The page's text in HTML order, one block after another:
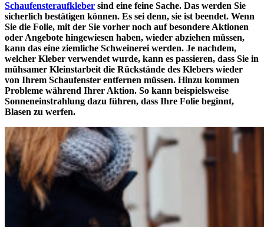
Schaufensteraufkleber sind eine feine Sache. Das werden Sie
sicherlich bestätigen können. Es sei denn, sie ist beendet. Wenn
Sie die Folie, mit der Sie vorher noch auf besondere Aktionen
oder Angebote hingewiesen haben, wieder abziehen müssen,
kann das eine ziemliche Schweinerei werden. Je nachdem,
welcher Kleber verwendet wurde, kann es passieren, dass Sie in
mühsamer Kleinstarbeit die Rückstände des Klebers wieder
von Ihrem Schaufenster entfernen müssen. Hinzu kommen
Probleme während Ihrer Aktion. So kann beispielsweise
Sonneneinstrahlung dazu führen, dass Ihre Folie beginnt,
Blasen zu werfen.